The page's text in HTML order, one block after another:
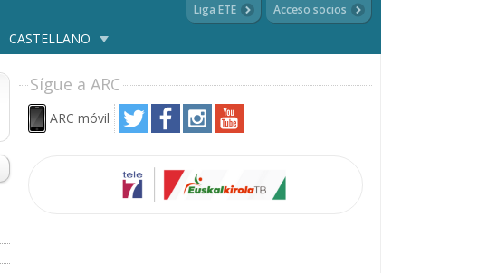
CASTELLANO
Liga ETE Acceso socios
Sígue a ARC
ARC móvil